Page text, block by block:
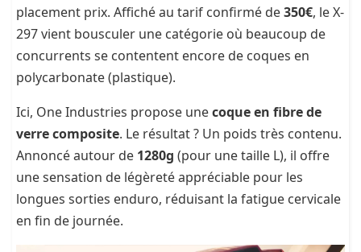
placement prix. Affiché au tarif confirmé de350€, le X-
297 vient bousculer une catégorie où beaucoup de
concurrents se contentent encore de coques en
polycarbonate (plastique).
Ici, One Industries propose unecoque en fibre de
verre composite. Le résultat ? Un poids très contenu.
Annoncé autour de 1280g (pour une taille L), il offre
une sensation de légèreté appréciable pour les
longues sorties enduro, réduisant la fatigue cervicale
en fin de journée.